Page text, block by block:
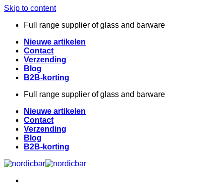
Skip to content
Full range supplier of glass and barware
Nieuwe artikelen
Contact
Verzending
Blog
B2B-korting
Full range supplier of glass and barware
Nieuwe artikelen
Contact
Verzending
Blog
B2B-korting